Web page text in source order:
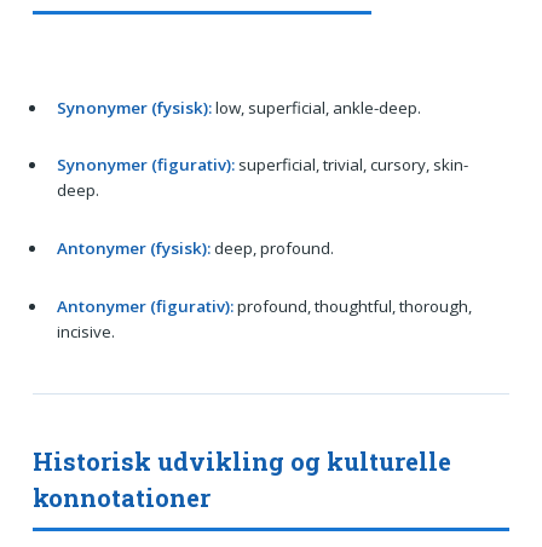
Synonymer (fysisk):low, superficial, ankle-deep.
Synonymer (figurativ):superficial, trivial, cursory, skin-
deep.
Antonymer (fysisk):deep, profound.
Antonymer (figurativ):profound, thoughtful, thorough,
incisive.
Historisk udvikling og kulturelle
konnotationer